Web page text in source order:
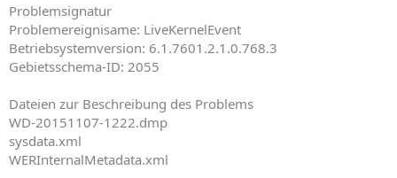
Problemsignatur
Problemereignisame: LiveKernelEvent
Betriebsystemversion: 6.1.7601.2.1.0.768.3
Gebietsschema-ID: 2055
Dateien zur Beschreibung des Problems
WD-20151107-1222.dmp
sysdata.xml
WERInternalMetadata.xml